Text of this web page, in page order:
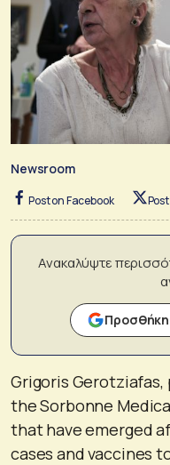
Newsroom
Post on Facebook
Ανακαλύψτε
Grigoris
the Sorbonne
that have emerged
cases and vaccines